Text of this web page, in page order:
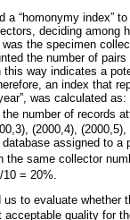
a “homonymy index”
deciding
was the specimen
the number of
this way indicates a
an index that
was calculated as:
number of records
(2000,4),
assigned to a
the same collector
= 20%.
to evaluate
acceptable quality for